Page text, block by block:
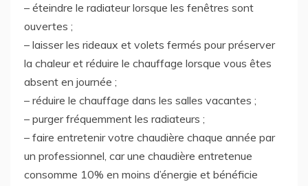
– éteindre le radiateur lorsque les fenêtres sont
ouvertes ;
– laisser les rideaux et volets fermés pour préserver
la chaleur et réduire le chauffage lorsque vous êtes
absent en journée ;
– réduire le chauffage dans les salles vacantes ;
– purger fréquemment les radiateurs ;
– faire entretenir votre chaudière chaque année par
un professionnel, car une chaudière entretenue
consomme 10% en moins d’énergie et bénéficie